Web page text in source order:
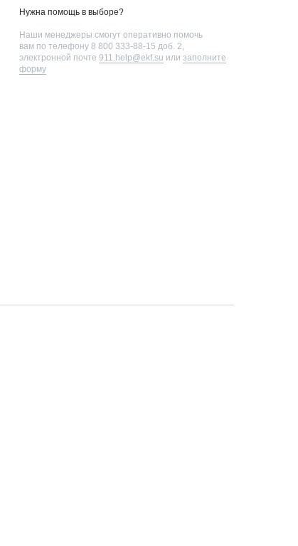
Нужна помощь в выборе?
Наши менеджеры смогут оперативно помочь
вам по телефону 8 800 333-88-15 доб. 2,
электронной почте 911.help@ekf.su или заполните
форму